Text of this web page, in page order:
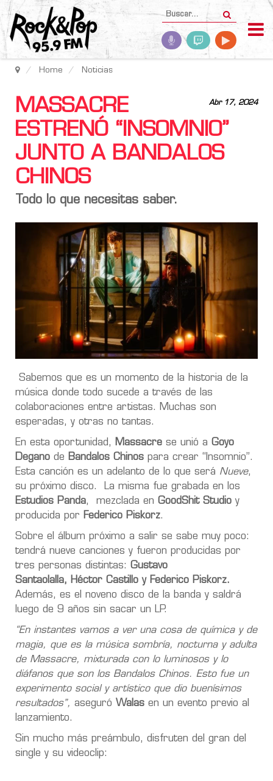
Home Noticias
Abr 17, 2024
MASSACRE
ESTRENÓ “INSOMNIO”
JUNTO A BANDALOS
CHINOS
Todo lo que necesitas saber.
Sabemos que es un momento de la historia de la
música donde todo sucede a través de las
colaboraciones entre artistas. Muchas son
esperadas, y otras no tantas.
En esta oportunidad, Massacre se unió a Goyo
Degano de Bandalos Chinos para crear “Insomnio”.
Esta canción es un adelanto de lo que será Nueve,
su próximo disco. La misma fue grabada en los
Estudios Panda, mezclada en GoodShit Studio y
producida por Federico Piskorz.
Sobre el álbum próximo a salir se sabe muy poco:
tendrá nueve canciones y fueron producidas por
tres personas distintas: Gustavo
Santaolalla, Héctor Castillo y Federico Piskorz.
Además, es el noveno disco de la banda y saldrá
luego de 9 años sin sacar un LP.
“En instantes vamos a ver una cosa de química y de
magia, que es la música sombría, nocturna y adulta
de Massacre, mixturada con lo luminosos y lo
diáfanos que son los Bandalos Chinos. Esto fue un
experimento social y artístico que dio buenísimos
resultados”, aseguró Walas en un evento previo al
lanzamiento.
Sin mucho más preámbulo, disfruten del gran del
single y su videoclip: